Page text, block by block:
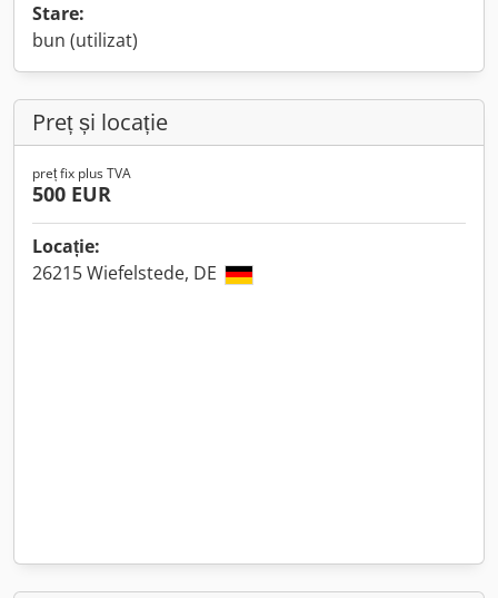
Stare:
bun (utilizat)
Preț și locație
preț fix plus TVA
500 EUR
Locație:
26215 Wiefelstede, DE